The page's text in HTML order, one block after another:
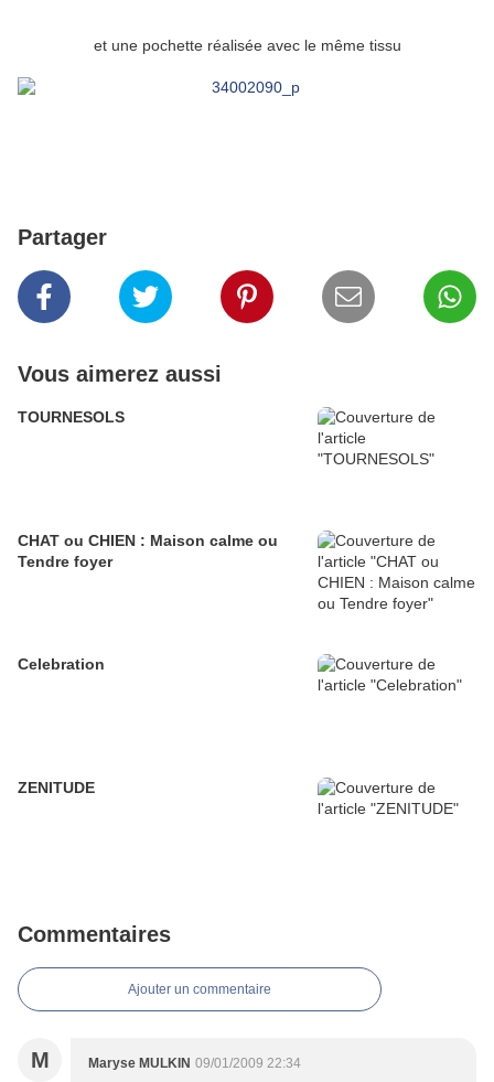
et une pochette réalisée avec le même tissu
Partager
Vous aimerez aussi
TOURNESOLS
CHAT ou CHIEN : Maison calme ou
Tendre foyer
Celebration
ZENITUDE
Commentaires
Ajouter un commentaire
M Maryse MULKIN 09/01/2009 22:34